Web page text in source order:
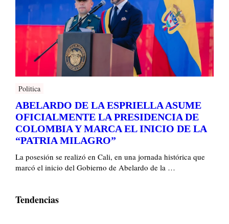
Politica
ABELARDO DE LA ESPRIELLA ASUME
OFICIALMENTE LA PRESIDENCIA DE
COLOMBIA Y MARCA EL INICIO DE LA
“PATRIA MILAGRO”
La posesión se realizó en Cali, en una jornada histórica que
marcó el inicio del Gobierno de Abelardo de la …
Tendencias